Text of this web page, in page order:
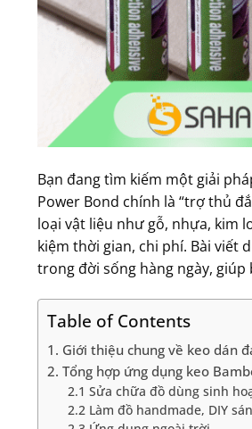
Bạn đang tìm kiếm một giải
Power Bond chính là “trợ thủ
loại vật liệu như gỗ, nhựa, kim
kiệm thời gian, chi phí. Bài viết
trong đời sống hàng ngày,
Table of Contents
1. Giới thiệu chung về keo dán
2. Tổng hợp ứng dụng keo
2.1 Sửa chữa đồ dùng sinh
2.2 Làm đồ handmade, DIY